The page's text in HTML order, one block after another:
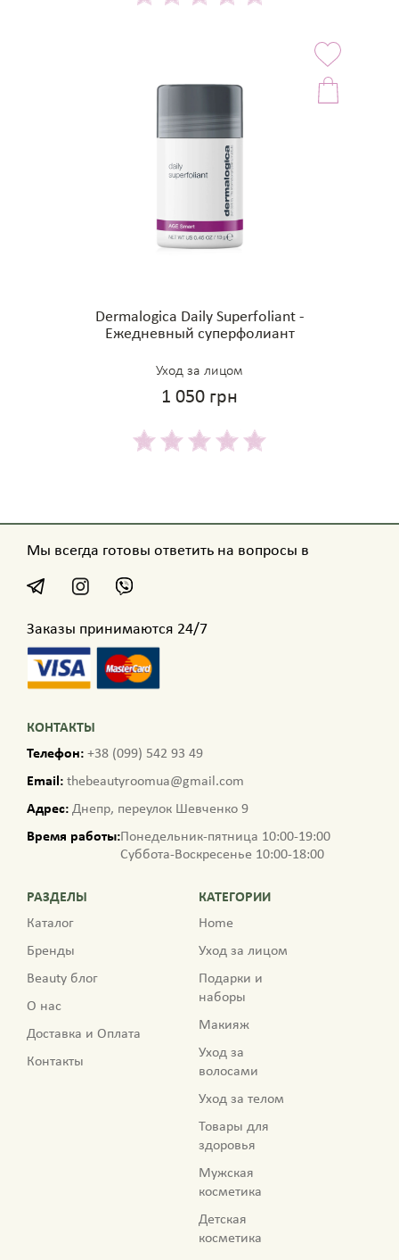
Dermalogica Daily Superfoliant -
Ежедневный суперфолиант
Уход за лицом
1 050 грн
Мы всегда готовы ответить на вопросы в
Заказы принимаются 24/7
КОНТАКТЫ
Телефон: +38 (099) 542 93 49
Email: thebeautyroomua@gmail.com
Адрес: Днепр, переулок Шевченко 9
Время работы:Понедельник-пятница 10:00-19:00
Суббота-Воскресенье 10:00-18:00
РАЗДЕЛЫ
Каталог
Бренды
Beauty блог
О нас
Доставка и Оплата
Контакты
КАТЕГОРИИ
Home
Уход за лицом
Подарки и
наборы
Макияж
Уход за
волосами
Уход за телом
Товары для
здоровья
Мужская
косметика
Детская
косметика